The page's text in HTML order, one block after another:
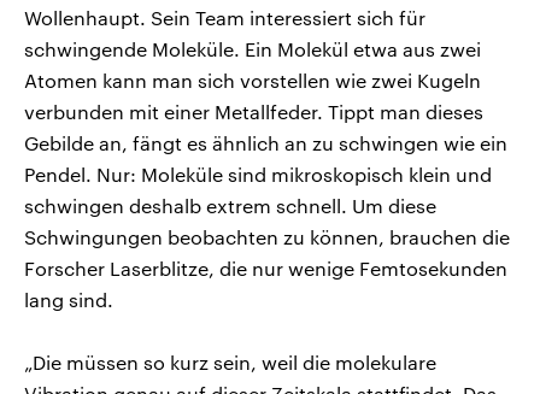
Wollenhaupt. Sein Team interessiert sich für
schwingende Moleküle. Ein Molekül etwa aus zwei
Atomen kann man sich vorstellen wie zwei Kugeln
verbunden mit einer Metallfeder. Tippt man dieses
Gebilde an, fängt es ähnlich an zu schwingen wie ein
Pendel. Nur: Moleküle sind mikroskopisch klein und
schwingen deshalb extrem schnell. Um diese
Schwingungen beobachten zu können, brauchen die
Forscher Laserblitze, die nur wenige Femtosekunden
lang sind.
„Die müssen so kurz sein, weil die molekulare